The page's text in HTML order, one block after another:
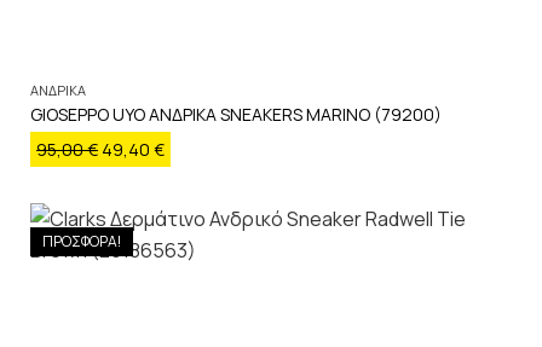
ΑΝΔΡΙΚΑ
GIOSEPPO UYO ΑΝΔΡΙΚΑ SNEAKERS MARINO (79200)
95,00€ 49,40 €
ΠΡΟΣΦΟΡΑ!